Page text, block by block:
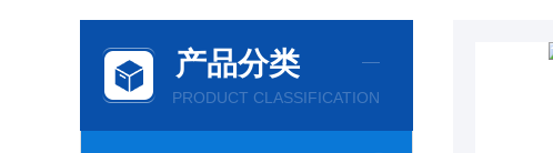
产品分类
PRODUCT CLASSIFICATION